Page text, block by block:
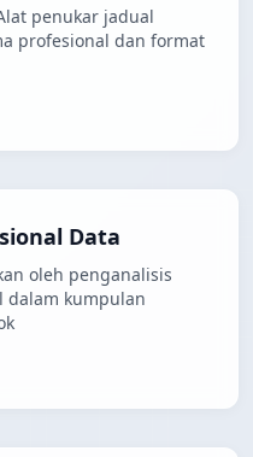
penukar jadual
profesional dan format
Data
oleh penganalisis
dalam kumpulan